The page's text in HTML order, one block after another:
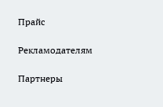
Прайс
Рекламодателям
Партнеры